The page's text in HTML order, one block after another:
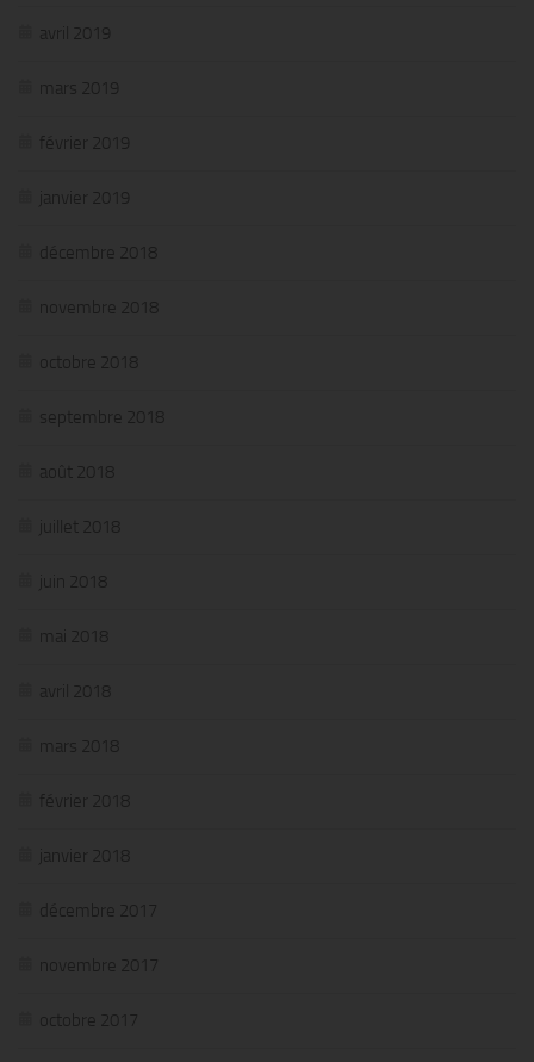
avril 2019
mars 2019
février 2019
janvier 2019
décembre 2018
novembre 2018
octobre 2018
septembre 2018
août 2018
juillet 2018
juin 2018
mai 2018
avril 2018
mars 2018
février 2018
janvier 2018
décembre 2017
novembre 2017
octobre 2017